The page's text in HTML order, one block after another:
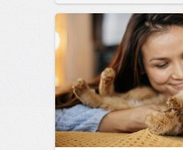
позитива!00:2907 авг 2026